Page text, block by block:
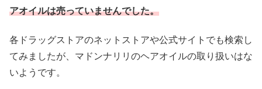
アオイルは売っていませんでした。
各ドラッグストアのネットストアや公式サイトでも検索し
てみましたが、マドンナリリのヘアオイルの取り扱いはな
いようです。